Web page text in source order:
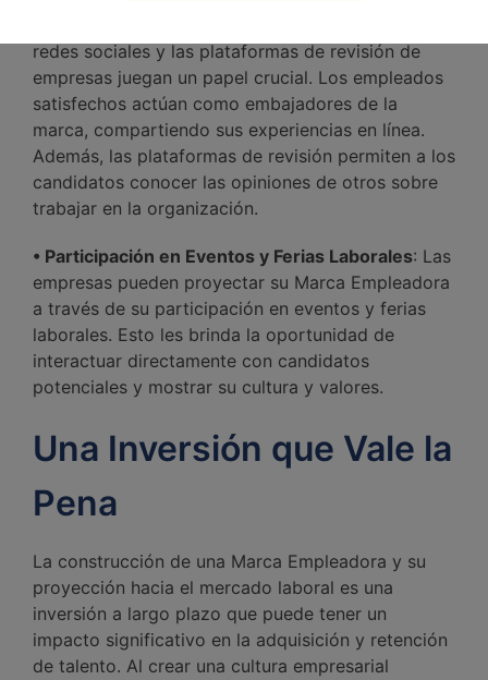
redes sociales y las plataformas de revisión de
empresas juegan un papel crucial. Los empleados
satisfechos actúan como embajadores de la
marca, compartiendo sus experiencias en línea.
Además, las plataformas de revisión permiten a los
candidatos conocer las opiniones de otros sobre
trabajar en la organización.
• Participación en Eventos y Ferias Laborales: Las
empresas pueden proyectar su Marca Empleadora
a través de su participación en eventos y ferias
laborales. Esto les brinda la oportunidad de
interactuar directamente con candidatos
potenciales y mostrar su cultura y valores.
Una Inversión que Vale la
Pena
La construcción de una Marca Empleadora y su
proyección hacia el mercado laboral es una
inversión a largo plazo que puede tener un
impacto significativo en la adquisición y retención
de talento. Al crear una cultura empresarial